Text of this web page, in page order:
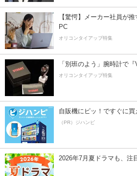
【驚愕】メーカー社員が
PC
オリコンタイアップ特集
「別班のよう」腕時計で
オリコンタイアップ特集
自販機にピッ！ですぐに買
（PR）ジハンピ
2026年7月夏ドラマも、注